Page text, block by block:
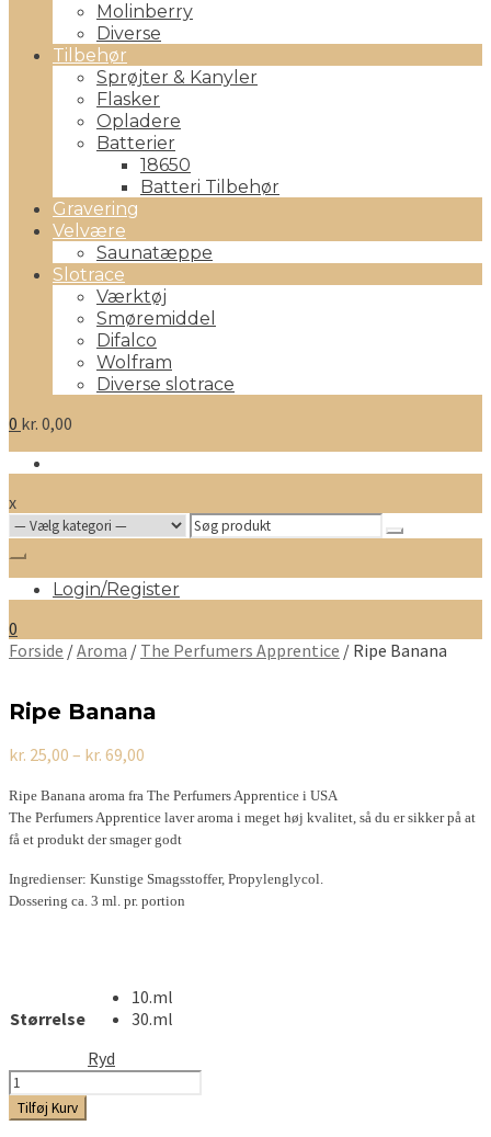
Molinberry
Diverse
Tilbehør
Sprøjter & Kanyler
Flasker
Opladere
Batterier
18650
Batteri Tilbehør
Gravering
Velvære
Saunatæppe
Slotrace
Værktøj
Smøremiddel
Difalco
Wolfram
Diverse slotrace
0 kr. 0,00
x
Search
for:
Login/Register
0
Forside /Aroma / The Perfumers Apprentice / Ripe Banana
Ripe Banana
kr. 25,00 – kr. 69,00
til
kr. 69,00
Ripe Banana aroma fra The Perfumers Apprentice i USA
The Perfumers Apprentice laver aroma i meget høj kvalitet, så du er sikker på at
få et produkt der smager godt
Ingredienser: Kunstige Smagsstoffer, Propylenglycol.
Dossering ca. 3 ml. pr. portion
Størrelse
10.ml
30.ml
Ryd
Ripe
Banana
antal
Tilføj Kurv